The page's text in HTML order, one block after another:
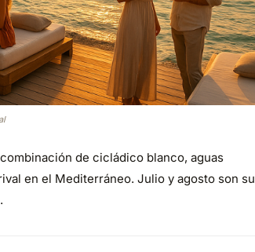
de cicládico blanco, aguas
en el Mediterráneo. Julio y agosto son su